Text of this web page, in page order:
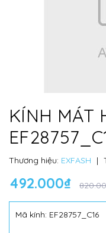
KÍNH MÁT
Thương hiệu: EXFASH |
492.000₫
Mã kính: EF28757_C16